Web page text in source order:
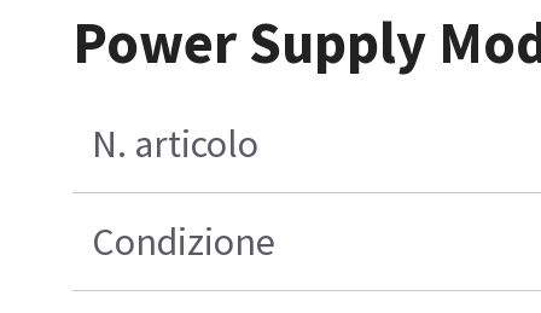
Power Supply
N. articolo
Condizione